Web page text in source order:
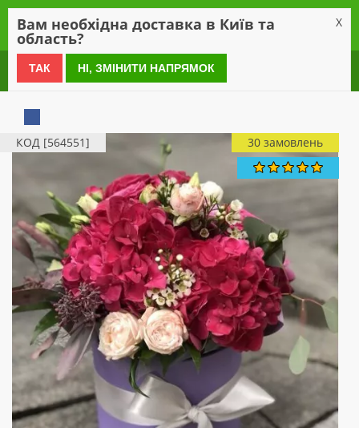
0 800 21 54 55
КОД [564551] 30 замовлень
Вам необхідна доставка в Київ та
область?
X
ТАК НІ, ЗМІНИТИ НАПРЯМОК